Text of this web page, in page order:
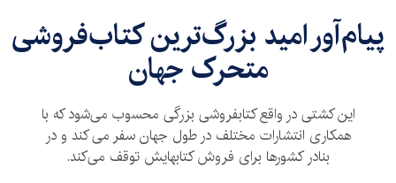
پیام‌آور امید بزرگ‌ترین کتاب‌فروشی
متحرک جهان
این کشتی در واقع کتابفروشی بزرگی محسوب می‌شود که با
همکاری انتشارات مختلف در طول جهان سفر می کند و در
بنادر کشورها برای فروش کتابهایش توقف می‌کند.